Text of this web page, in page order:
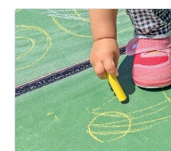
初映画館で遊び疲れて爆睡
Amebaトピックス 1日前